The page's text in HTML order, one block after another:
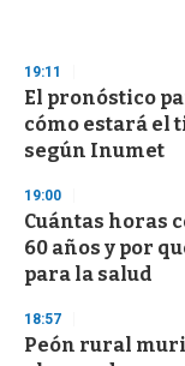
d
s
o
f
3
s
e
c
o
n
d
19:11
El pronóstico
cómo estará el
según Inumet
19:00
Cuántas horas
60 años y por
para la salud
18:57
Peón rural